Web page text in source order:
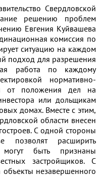
Свердловской
решению проблем
Евгения Куйвашева
комиссия по
ситуацию на каждом
подход для разрешения
работа по каждому
нормативно-
от положения дел на
или дольщикам
домах. Вместе с этим,
области внесен
С одной стороны
позволят расширить
быть признаны
застройщиков. С
незавершенного